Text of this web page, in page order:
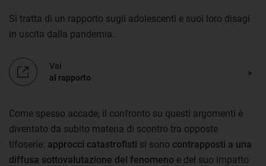
Si tratta di un rapporto sugli adolescenti e suoi loro disagi
in uscita dalla pandemia.
Vai
al rapporto
Come spesso accade, il confronto su questi argomenti è
diventato da subito materia di scontro tra opposte
tifoserie: approcci catastrofisti si sono contrapposti a una
diffusa sottovalutazione del fenomeno e del suo impatto